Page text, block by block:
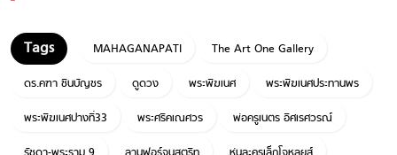
MAHAGANAPATI
The Art One Gallery
ดร.คฑา ชินบัญชร
ดูดวง พระพิฆเนศ
พระพิฆเนศประทานพร
พระพิฆเนศปางที่33
พระศรีคเณศวร
พ่อครูเนตร อิศเรศวรณ์